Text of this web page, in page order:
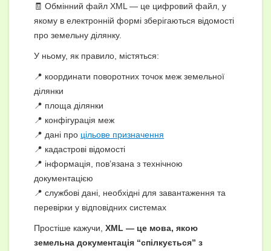
🧾 Обмінний файл XML — це цифровий файл, у
якому в електронній формі зберігаються відомості
про земельну ділянку.
У ньому, як правило, містяться:
📍 координати поворотних точок меж земельної
ділянки
📍 площа ділянки
📍 конфігурація меж
📍 дані про цільове призначення
📍 кадастрові відомості
📍 інформація, пов’язана з технічною
документацією
📍 службові дані, необхідні для завантаження та
перевірки у відповідних системах
Простіше кажучи, XML — це мова, якою
земельна документація “спілкується” з